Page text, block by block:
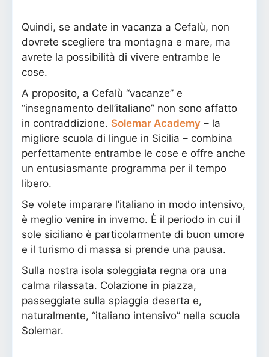
Quindi, se andate in vacanza a Cefalù, non
dovrete scegliere tra montagna e mare, ma
avrete la possibilità di vivere entrambe le
cose.
A proposito, a Cefalù “vacanze” e
“insegnamento dell’italiano” non sono affatto
in contraddizione. Solemar Academy – la
migliore scuola di lingue in Sicilia – combina
perfettamente entrambe le cose e offre anche
un entusiasmante programma per il tempo
libero.
Se volete imparare l’italiano in modo intensivo,
è meglio venire in inverno. È il periodo in cui il
sole siciliano è particolarmente di buon umore
e il turismo di massa si prende una pausa.
Sulla nostra isola soleggiata regna ora una
calma rilassata. Colazione in piazza,
passeggiate sulla spiaggia deserta e,
naturalmente, “italiano intensivo” nella scuola
Solemar.